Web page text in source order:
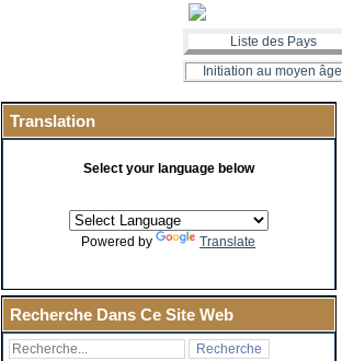
Liste des Pays
Initiation au moyen âge
Translation
Select your language below
Powered by Translate
Recherche Dans Ce Site Web